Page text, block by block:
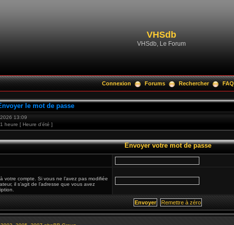
VHSdb
VHSdb, Le Forum
Connexion Forums Rechercher FAQ
le mot de passe
13:09
heure [ Heure d’été ]
Envoyer votre mot de passe
votre compte. Si vous ne l’avez pas modifiée
il s’agit de l’adresse que vous avez